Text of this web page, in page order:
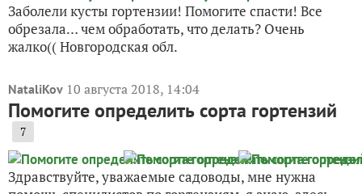
Заболели кусты гортензии! Помогите спасти! Все
обрезала… чем обработать, что делать? Очень
жалко(( Новгородская обл.
NataliKov 10 августа 2018, 14:04
Помогите определить сорта гортензий
7
Здравствуйте, уважаемые садоводы, мне нужна